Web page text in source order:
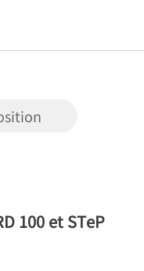
100 et STeP